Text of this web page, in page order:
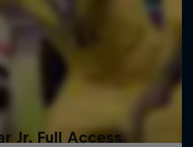
Jr. Full Access